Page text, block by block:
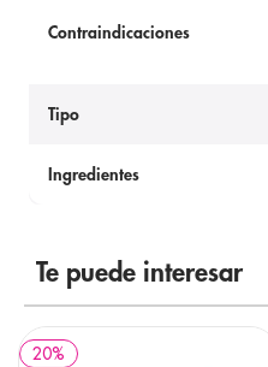
Contraindicaciones
Tipo
Ingredientes
Te puede interesar
20%